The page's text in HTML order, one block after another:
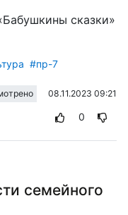
сказки»
#пр-7
08.11.2023 09:21
0
семейного